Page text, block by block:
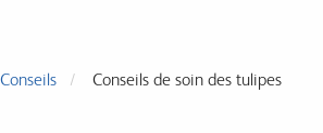
Conseils Conseils de soin des tulipes